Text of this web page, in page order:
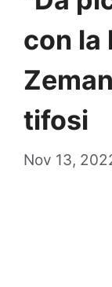
con la
tifosi
Nov 13,